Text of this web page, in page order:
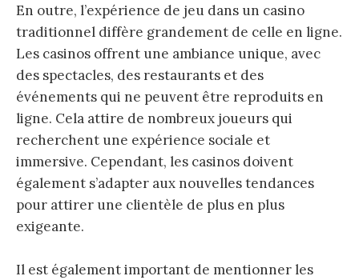
En outre, l’expérience de jeu dans un casino
traditionnel diffère grandement de celle en ligne.
Les casinos offrent une ambiance unique, avec
des spectacles, des restaurants et des
événements qui ne peuvent être reproduits en
ligne. Cela attire de nombreux joueurs qui
recherchent une expérience sociale et
immersive. Cependant, les casinos doivent
également s’adapter aux nouvelles tendances
pour attirer une clientèle de plus en plus
exigeante.
Il est également important de mentionner les